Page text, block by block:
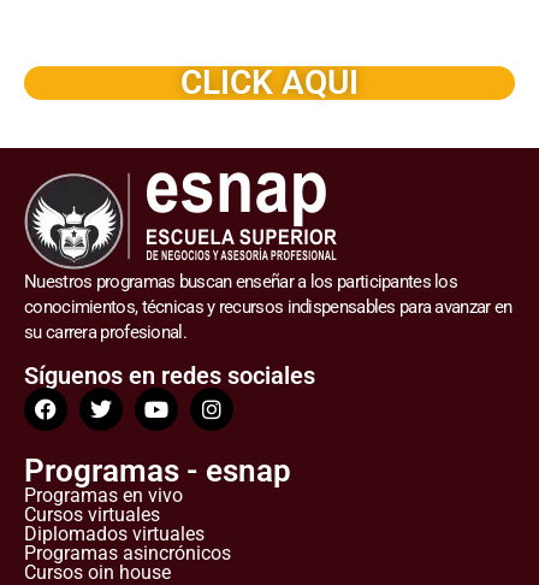
CLICK AQUI
Nuestros programas buscan enseñar a los participantes los
conocimientos, técnicas y recursos indispensables para avanzar en
su carrera profesional.
Síguenos en redes sociales
Programas - esnap
Programas en vivo
Cursos virtuales
Diplomados virtuales
Programas asincrónicos
Cursos oin house